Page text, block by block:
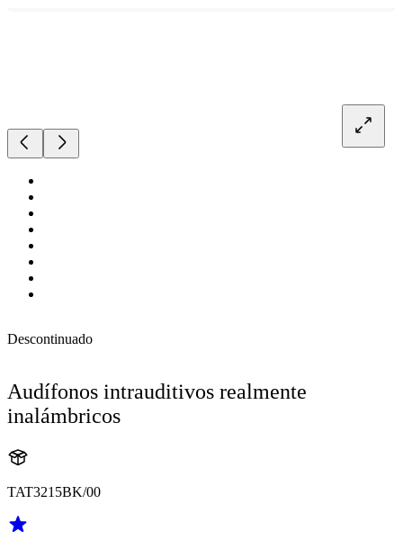
Descontinuado
Audífonos intrauditivos realmente
inalámbricos
TAT3215BK/00